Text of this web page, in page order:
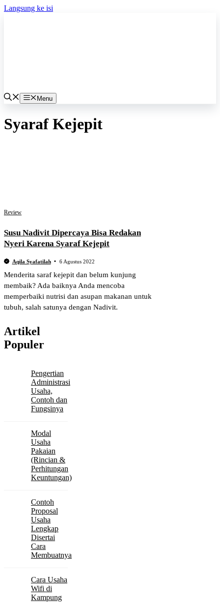
Langsung ke isi
Menu
Syaraf Kejepit
Review
Susu Nadivit Dipercaya Bisa Redakan
Nyeri Karena Syaraf Kejepit
Aqila Syafatilah 6 Agustus 2022
Menderita saraf kejepit dan belum kunjung
membaik? Ada baiknya Anda mencoba
memperbaiki nutrisi dan asupan makanan untuk
tubuh, salah satunya dengan Nadivit.
Artikel
Populer
Pengertian
Administrasi
Usaha,
Contoh dan
Fungsinya
Modal
Usaha
Pakaian
(Rincian &
Perhitungan
Keuntungan)
Contoh
Proposal
Usaha
Lengkap
Disertai
Cara
Membuatnya
Cara Usaha
Wifi di
Kampung